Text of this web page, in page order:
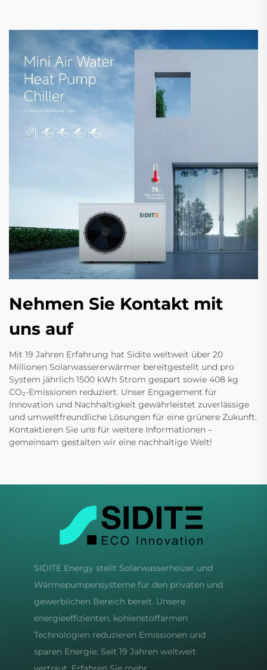
Nehmen Sie Kontakt mit
uns auf
Mit 19 Jahren Erfahrung hat Sidite weltweit über 20
Millionen Solarwassererwärmer bereitgestellt und pro
System jährlich 1500 kWh Strom gespart sowie 408 kg
CO₂-Emissionen reduziert. Unser Engagement für
Innovation und Nachhaltigkeit gewährleistet zuverlässige
und umweltfreundliche Lösungen für eine grünere Zukunft.
Kontaktieren Sie uns für weitere Informationen –
gemeinsam gestalten wir eine nachhaltige Welt!
SIDITE Energy stellt Solarwasserheizer und
Wärmepumpensysteme für den privaten und
gewerblichen Bereich bereit. Unsere
energieeffizienten, kohlenstoffarmen
Technologien reduzieren Emissionen und
sparen Energie. Seit 19 Jahren weltweit